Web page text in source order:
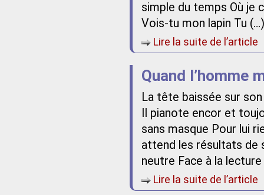
simple du temps Où je
Vois-tu mon lapin Tu (…)
Lire la suite de l’article
Quand l’homme
La tête baissée sur
Il pianote encor et
sans masque Pour lui
attend les résultats de
neutre Face à la
Lire la suite de l’article